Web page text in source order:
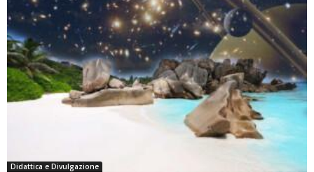
Didattica e Divulgazione